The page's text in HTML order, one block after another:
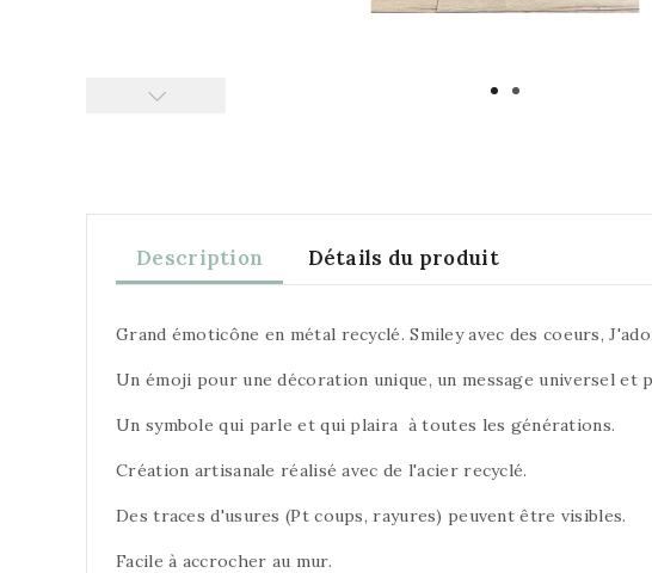
Description Détails du produit
Grand émoticône en métal recyclé. Smiley avec des coeurs,
Un émoji pour une décoration unique, un message universel et
Un symbole qui parle et qui plaira à toutes les générations.
Création artisanale réalisé avec de l'acier recyclé.
Des traces d'usures (Pt coups, rayures) peuvent être visibles.
Facile à accrocher au mur.